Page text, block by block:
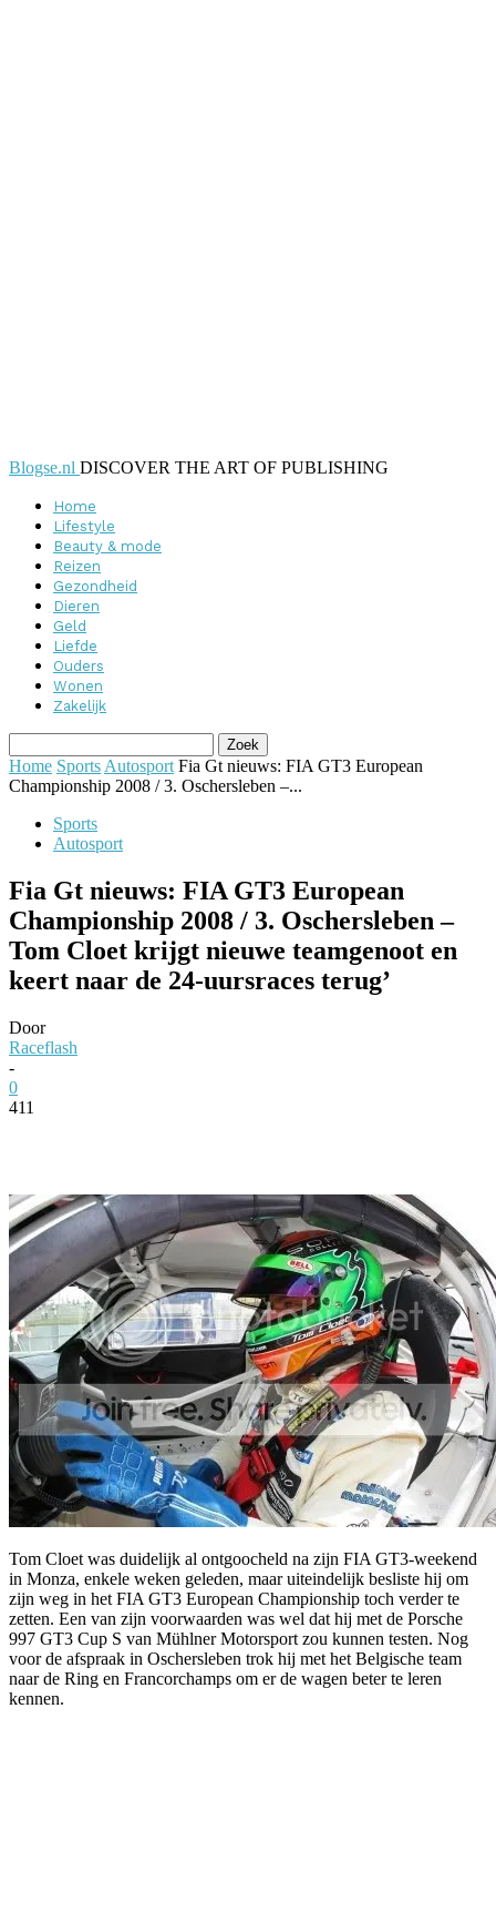
Blogse.nl DISCOVER THE ART OF PUBLISHING
Home
Lifestyle
Beauty & mode
Reizen
Gezondheid
Dieren
Geld
Liefde
Ouders
Wonen
Zakelijk
Home Sports Autosport Fia Gt nieuws: FIA GT3 European
Championship 2008 / 3. Oschersleben –...
Sports
Autosport
Fia Gt nieuws: FIA GT3 European
Championship 2008 / 3. Oschersleben –
Tom Cloet krijgt nieuwe teamgenoot en
keert naar de 24-uursraces terug’
Door
Raceflash
-
0
411
Tom Cloet was duidelijk al ontgoocheld na zijn FIA GT3-weekend
in Monza, enkele weken geleden, maar uiteindelijk besliste hij om
zijn weg in het FIA GT3 European Championship toch verder te
zetten. Een van zijn voorwaarden was wel dat hij met de Porsche
997 GT3 Cup S van Mühlner Motorsport zou kunnen testen. Nog
voor de afspraak in Oschersleben trok hij met het Belgische team
naar de Ring en Francorchamps om er de wagen beter te leren
kennen.